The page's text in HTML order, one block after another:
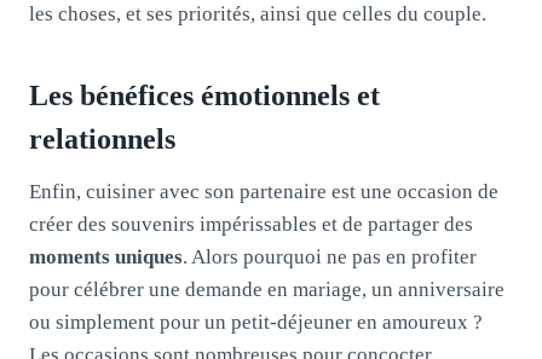
les choses, et ses priorités, ainsi que celles du couple.
Les bénéfices émotionnels et
relationnels
Enfin, cuisiner avec son partenaire est une occasion de
créer des souvenirs impérissables et de partager des
moments uniques. Alors pourquoi ne pas en profiter
pour célébrer une demande en mariage, un anniversaire
ou simplement pour un petit-déjeuner en amoureux ?